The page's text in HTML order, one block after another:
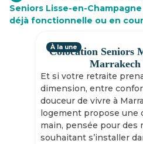
Seniors Lisse-en-
déjà fonctionnelle ou en
Colocation Seniors
Marrakech
Et si votre retraite
dimension, entre
douceur de vivre à
logement propose une
main, pensée pour des
souhaitant s’installer
À la une